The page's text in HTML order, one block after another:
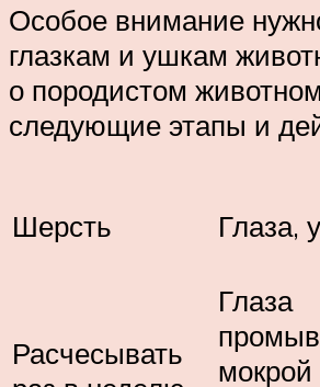
Особое внимание
глазкам и ушкам
о породистом
следующие этапы и
Шерсть Глаза,
Расчесывать
Глаза
мокрой